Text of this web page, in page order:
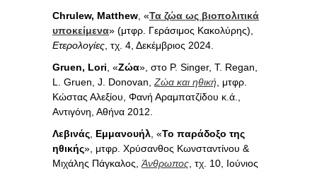
Chrulew, Matthew , «Τα ζώα ως βιοπολιτικά
υποκείμενα» (μτφρ. Γεράσιμος Κακολύρης),
Ετερολογίες , τχ. 4, Δεκέμβριος 2024.
Gruen, Lori , «Ζώα», στο P. Singer, T. Regan,
L. Gruen, J. Donovan, Ζώα και ηθική , μτφρ.
Κώστας Αλεξίου, Φανή Αραμπατζίδου κ.ά.,
Αντιγόνη, Αθήνα 2012.
Λεβινάς Εμμανουήλ , «Το παράδοξο της
ηθικής», μτφρ. Χρύσανθος Κωνσταντίνου &
Μιχάλης Πάγκαλος, Άνθρωπος , τχ. 10, Ιούνιος